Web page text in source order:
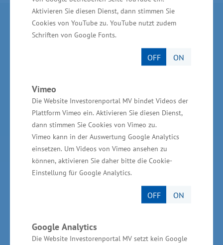
Aktivieren Sie diesen Dienst, dann stimmen Sie
Cookies von YouTube zu. YouTube nutzt zudem
Schriften von Google Fonts.
OFF ON
Vimeo
Die Website Investorenportal MV bindet Videos der
Plattform Vimeo ein. Aktivieren Sie diesen Dienst,
dann stimmen Sie Cookies von Vimeo zu.
Vimeo kann in der Auswertung Google Analytics
einsetzen. Um Videos von Vimeo ansehen zu
können, aktivieren Sie daher bitte die Cookie-
Einstellung für Google Analytics.
OFF ON
Google Analytics
Die Website Investorenportal MV setzt kein Google
Partner im Land
Ministerium für Wirtschaft, Infrastruktur,
Tourismus und Arbeit Mecklenburg-Vorpommern
Invest in MV - Wirtschaftsfördergesellschaft des
Landes MV
BioCon Valley®GmbH
Landesförderinstitut Mecklenburg-Vorpommern
(LFI M-V)
TBI Technologie-Beratungs-Institut GmbH
GSA - Gesellschaft für Struktur &
Nachfolgezentrale MV